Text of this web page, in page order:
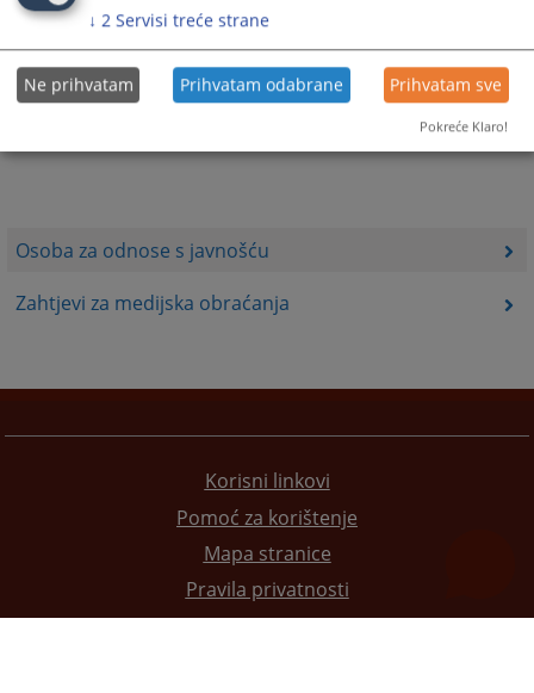
Osoba za odnose s javnošću
Zahtjevi za medijska obraćanja
Korisni linkovi
Pomoć za korištenje
Mapa stranice
Pravila privatnosti
↓ 2 Servisi treće strane
Ne prihvatam Prihvatam odabrane Prihvatam sve
Pokreće Klaro!